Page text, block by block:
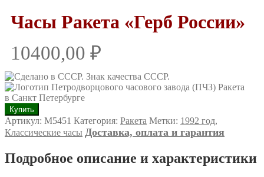
Часы Ракета «Герб России»
10400,00 ₽
Количество
товара
Часы
Ракета
России"
Купить
Артикул: М5451 Категория: Ракета Метки: 1992 год,
Классические часы Доставка, оплата и гарантия
Подробное описание и характеристики